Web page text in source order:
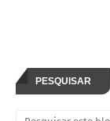
PESQUISAR